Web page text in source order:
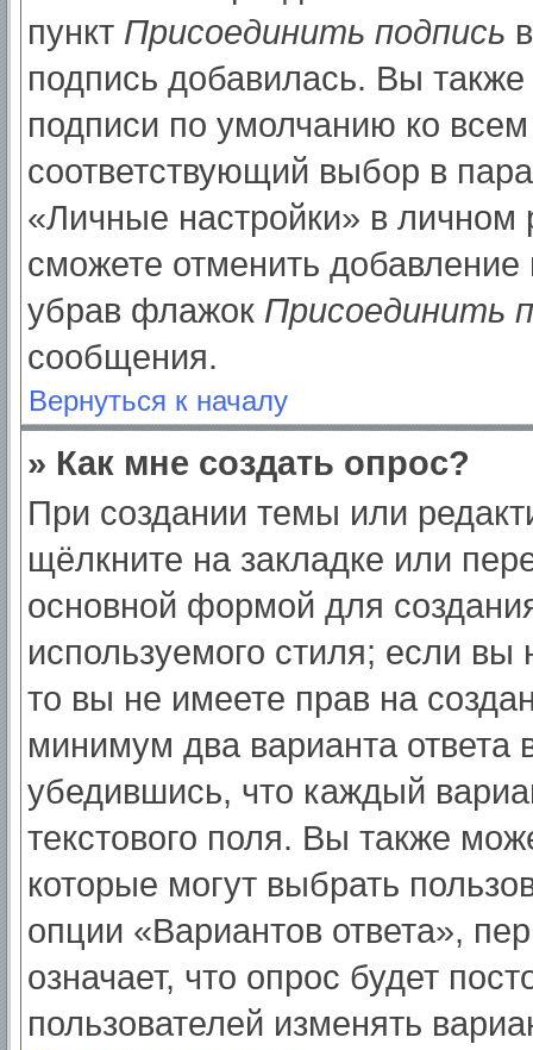
пункт Присоединить подпись
подпись добавилась. Вы
подписи по умолчанию ко
соответствующий выбор в
«Личные настройки» в
сможете отменить
убрав флажок Присоединить
сообщения.
Вернуться к началу
» Как мне создать опрос?
При создании темы или
щёлкните на закладке или
основной формой для
используемого стиля; если
то вы не имеете прав на
минимум два варианта ответа
убедившись, что каждый
текстового поля. Вы также
которые могут выбрать
опции «Вариантов ответа»,
означает, что опрос будет
пользователей изменять